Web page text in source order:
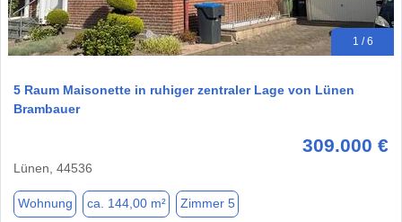
1 / 6
5 Raum Maisonette in ruhiger zentraler Lage von Lünen
Brambauer
309.000 €
Lünen, 44536
Wohnung ca. 144,00 m² Zimmer 5